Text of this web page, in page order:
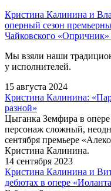
Кристина Калинина и
оперный сезон
Чайковского «Опричник»
Мы взяли наши
у исполнителей.
15 августа 2024
Кристина Калинина:
разной»
Цыганка Земфира в
персонаж сложный,
сентября премьере
Кристина Калинина.
14 сентября 2023
Кристина Калинина и
дебютах в опере